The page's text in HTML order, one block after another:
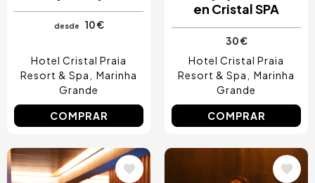
desde 10 €
Hotel Cristal Praia
Resort & Spa
Marinha
Grande
COMPRAR
en Cristal SPA
30 €
Hotel Cristal Praia
Resort & Spa
Marinha
Grande
COMPRAR
Image Image